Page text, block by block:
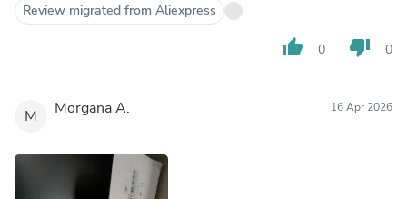
Review migrated from Aliexpress
thumb_up 0 thumb_down 0
M Morgana A. 16 Apr 2026